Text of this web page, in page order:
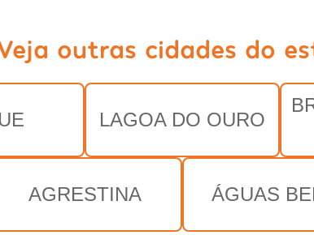
outras cidades do
LAGOA DO OURO
AGRESTINA ÁGUAS